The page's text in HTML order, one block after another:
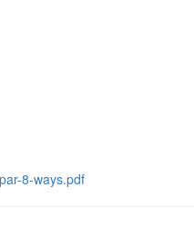
8-ways.pdf